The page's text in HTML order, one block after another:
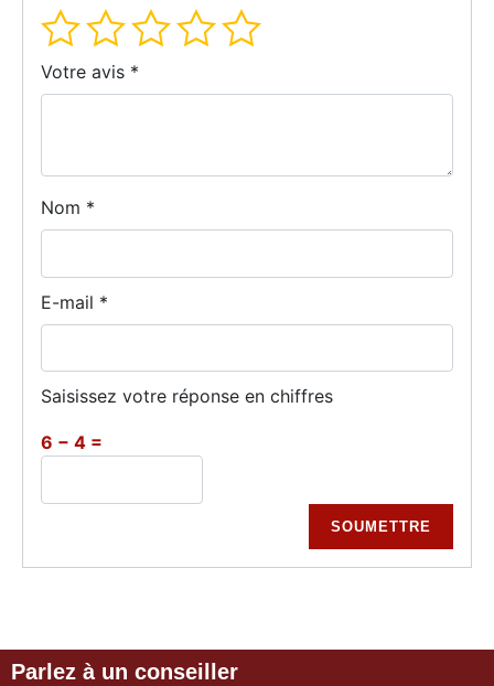
Votre avis *
Nom *
E-mail *
Saisissez votre réponse en chiffres
6 − 4 =
Parlez à un conseiller